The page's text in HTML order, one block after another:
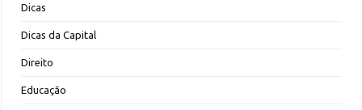
Dicas
Dicas da Capital
Direito
Educação